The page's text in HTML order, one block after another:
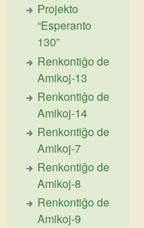
Projekto
“Esperanto
130”
Renkontiĝo de
Amikoj-13
Renkontiĝo de
Amikoj-14
Renkontiĝo de
Amikoj-7
Renkontiĝo de
Amikoj-8
Renkontiĝo de
Amikoj-9